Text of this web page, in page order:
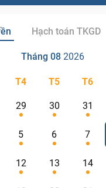
Hạch toán TKGD
Tháng 08 2026
T4 T5 T6
29 30 31
5 6 7
12 13 14